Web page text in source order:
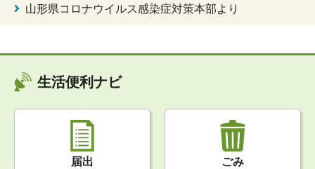
山形県コロナウイルス感染症対策本部より
生活便利ナビ
届出 ごみ